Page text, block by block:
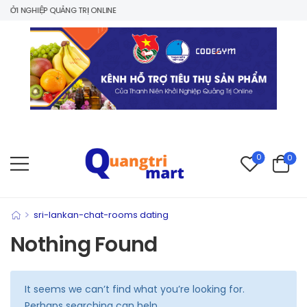
NGHIỆP QUẢNG TRỊ ONLINE
0 0
> sri-lankan-chat-rooms dating
Nothing Found
It seems we can’t find what you’re looking for.